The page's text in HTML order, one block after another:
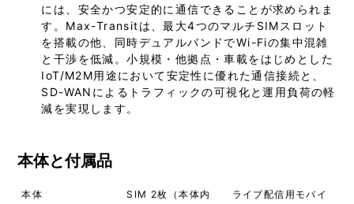
には、安全かつ安定的に通信できることが求められま
す。Max-Transitは、最大4つのマルチSIMスロット
を搭載の他、同時デュアルバンドでWi-Fiの集中混雑
と干渉を低減。小規模・他拠点・車載をはじめとした
IoT/M2M用途において安定性に優れた通信接続と、
SD-WANによるトラフィックの可視化と運用負荷の軽
減を実現します。
本体と付属品
本体
SIM 2枚（本体内
ライブ配信用モバイ